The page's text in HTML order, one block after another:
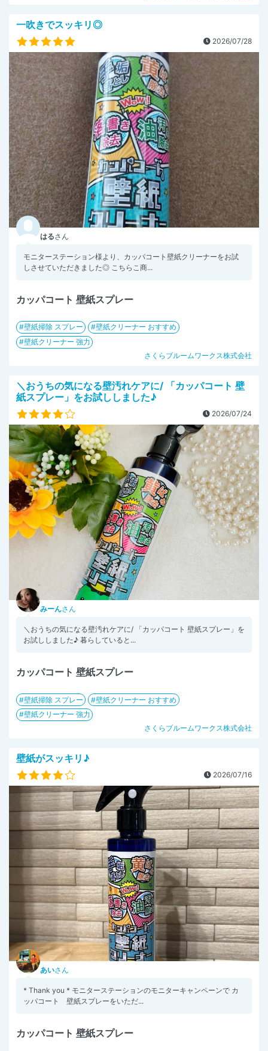
一吹きでスッキリ◎
2026/07/28
はるさん
モニターステーション様より、カッパコート壁紙クリーナーをお試
しさせていただきました◎ こちらこ商...
カッパコート 壁紙スプレー
壁紙掃除 スプレー
壁紙クリーナー おすすめ
壁紙クリーナー 強力
さくらブルームワークス株式会社
＼おうちの気になる壁汚れケアに/ 「カッパコート 壁
紙スプレー」をお試ししました♪
2026/07/24
みーんさん
＼おうちの気になる壁汚れケアに/ 「カッパコート 壁紙スプレー」を
お試ししました♪ 暮らしていると...
カッパコート 壁紙スプレー
壁紙掃除 スプレー
壁紙クリーナー おすすめ
壁紙クリーナー 強力
さくらブルームワークス株式会社
壁紙がスッキリ♪
2026/07/16
あいさん
* Thank you * モニターステーションのモニターキャンペーンで カ
ッパコート 壁紙スプレーをいただ...
カッパコート 壁紙スプレー